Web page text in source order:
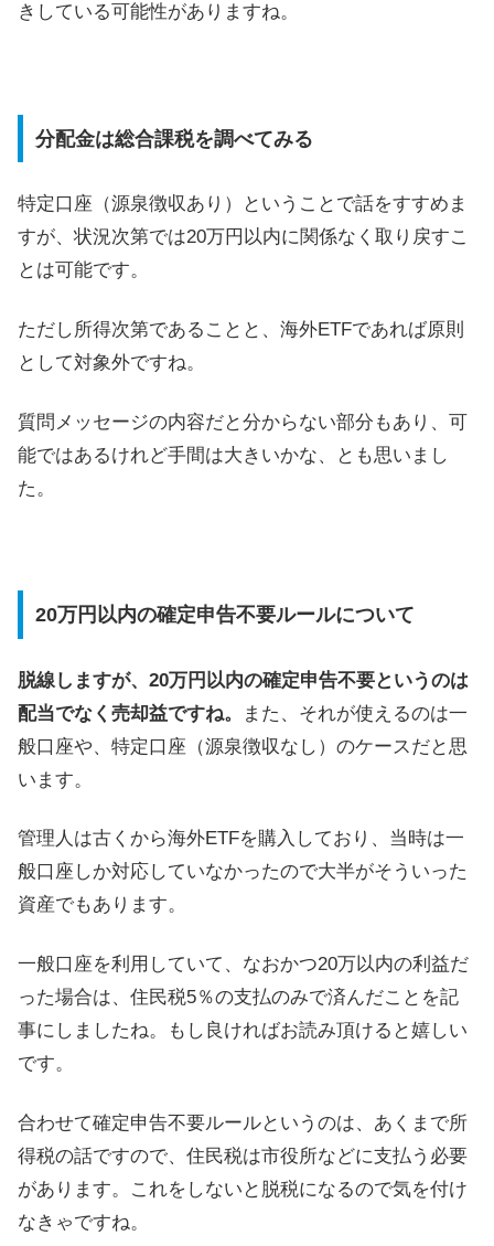
きしている可能性がありますね。
分配金は総合課税を調べてみる
特定口座（源泉徴収あり）ということで話をすすめま
すが、状況次第では20万円以内に関係なく取り戻すこ
とは可能です。
ただし所得次第であることと、海外ETFであれば原則
として対象外ですね。
質問メッセージの内容だと分からない部分もあり、可
能ではあるけれど手間は大きいかな、とも思いまし
た。
20万円以内の確定申告不要ルールについて
脱線しますが、20万円以内の確定申告不要というのは
配当でなく売却益ですね。
また、それが使えるのは一
般口座や、特定口座（源泉徴収なし）のケースだと思
います。
管理人は古くから海外ETFを購入しており、当時は一
般口座しか対応していなかったので大半がそういった
資産でもあります。
一般口座を利用していて、なおかつ20万以内の利益だ
った場合は、住民税5％の支払のみで済んだことを記
事にしましたね。もし良ければお読み頂けると嬉しい
です。
合わせて確定申告不要ルールというのは、あくまで所
得税の話ですので、住民税は市役所などに支払う必要
があります。これをしないと脱税になるので気を付け
なきゃですね。